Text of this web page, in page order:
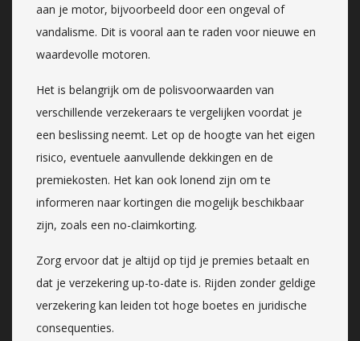
aan je motor, bijvoorbeeld door een ongeval of
vandalisme. Dit is vooral aan te raden voor nieuwe en
waardevolle motoren.
Het is belangrijk om de polisvoorwaarden van
verschillende verzekeraars te vergelijken voordat je
een beslissing neemt. Let op de hoogte van het eigen
risico, eventuele aanvullende dekkingen en de
premiekosten. Het kan ook lonend zijn om te
informeren naar kortingen die mogelijk beschikbaar
zijn, zoals een no-claimkorting.
Zorg ervoor dat je altijd op tijd je premies betaalt en
dat je verzekering up-to-date is. Rijden zonder geldige
verzekering kan leiden tot hoge boetes en juridische
consequenties.